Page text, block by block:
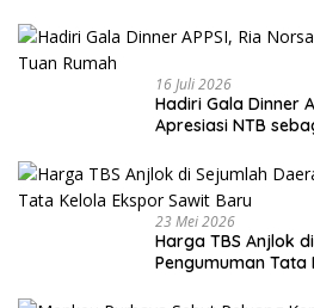
16 Juli 2026
Hadiri Gala Dinner
Apresiasi NTB
23 Mei 2026
Harga TBS Anjlok
Pengumuman Tata